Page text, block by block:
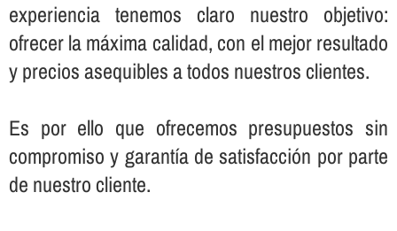
experiencia tenemos claro nuestro objetivo:
ofrecer la máxima calidad, con el mejor resultado
y precios asequibles a todos nuestros clientes.
Es por ello que ofrecemos presupuestos sin
compromiso y garantí­a de satisfacción por parte
de nuestro cliente.